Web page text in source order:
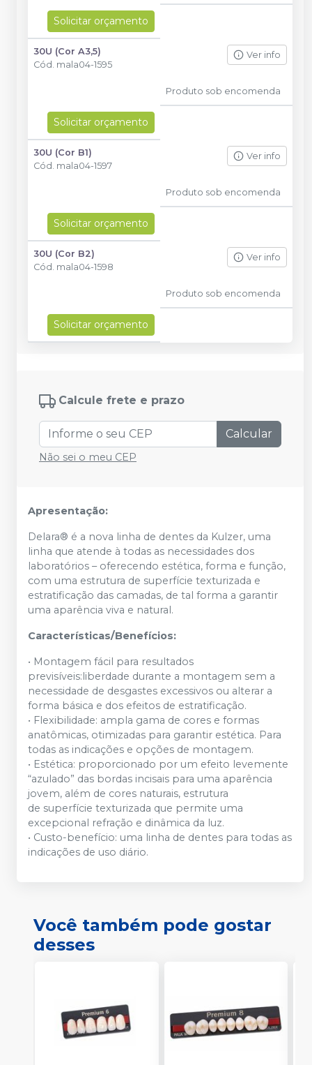
Solicitar orçamento
30U (Cor A3,5)
Cód. mala04-1595
Ver info
Produto sob encomenda
Solicitar orçamento
30U (Cor B1)
Cód. mala04-1597
Ver info
Produto sob encomenda
Solicitar orçamento
30U (Cor B2)
Cód. mala04-1598
Ver info
Produto sob encomenda
Solicitar orçamento
Calcule frete e prazo
Calcular
Não sei o meu CEP
Apresentação:
Delara® é a nova linha de dentes da Kulzer, uma
linha que atende à todas as necessidades dos
laboratórios – oferecendo estética, forma e função,
com uma estrutura de superfície texturizada e
estratificação das camadas, de tal forma a garantir
uma aparência viva e natural.
Características/Benefícios:
• Montagem fácil para resultados
previsíveis:liberdade durante a montagem sem a
necessidade de desgastes excessivos ou alterar a
forma básica e dos efeitos de estratificação.
• Flexibilidade: ampla gama de cores e formas
anatômicas, otimizadas para garantir estética. Para
todas as indicações e opções de montagem.
• Estética: proporcionado por um efeito levemente
“azulado” das bordas incisais para uma aparência
jovem, além de cores naturais, estrutura
de superfície texturizada que permite uma
excepcional refração e dinâmica da luz.
• Custo-benefício: uma linha de dentes para todas as
indicações de uso diário.
Você também pode gostar
desses